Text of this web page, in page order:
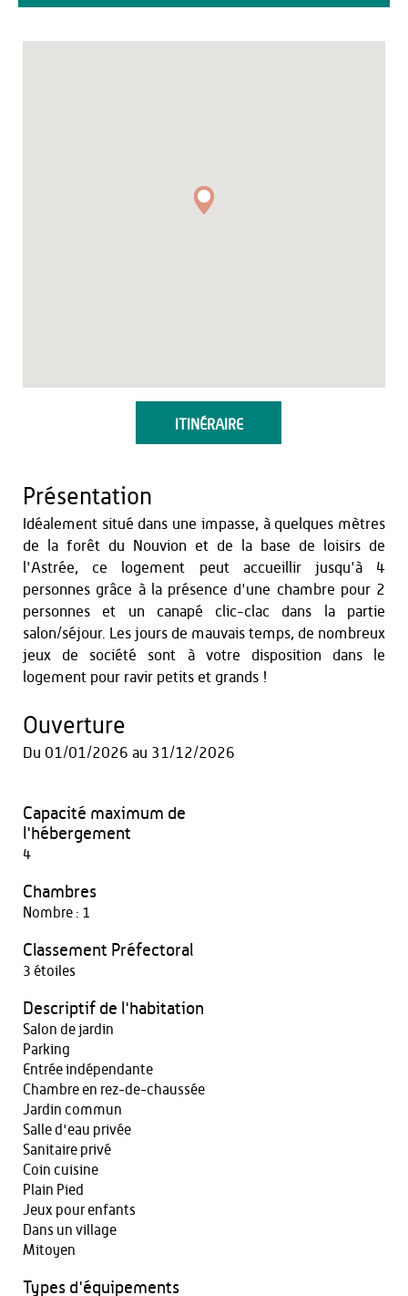
ITINÉRAIRE
Présentation
Idéalement situé dans une impasse, à quelques mètres
de la forêt du Nouvion et de la base de loisirs de
l'Astrée, ce logement peut accueillir jusqu'à 4
personnes grâce à la présence d'une chambre pour 2
personnes et un canapé clic-clac dans la partie
salon/séjour. Les jours de mauvais temps, de nombreux
jeux de société sont à votre disposition dans le
logement pour ravir petits et grands !
Ouverture
Du 01/01/2026 au 31/12/2026
Capacité maximum de
l'hébergement
4
Chambres
Nombre : 1
Classement Préfectoral
3 étoiles
Descriptif de l'habitation
Salon de jardin
Parking
Entrée indépendante
Chambre en rez-de-chaussée
Jardin commun
Salle d'eau privée
Sanitaire privé
Coin cuisine
Plain Pied
Jeux pour enfants
Dans un village
Mitoyen
Types d'équipements